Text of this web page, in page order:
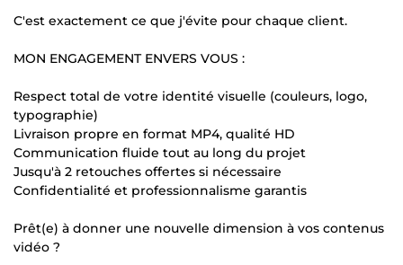
C'est exactement ce que j'évite pour chaque client.
MON ENGAGEMENT ENVERS VOUS :
Respect total de votre identité visuelle (couleurs, logo,
typographie)
Livraison propre en format MP4, qualité HD
Communication fluide tout au long du projet
Jusqu'à 2 retouches offertes si nécessaire
Confidentialité et professionnalisme garantis
Prêt(e) à donner une nouvelle dimension à vos contenus
vidéo ?